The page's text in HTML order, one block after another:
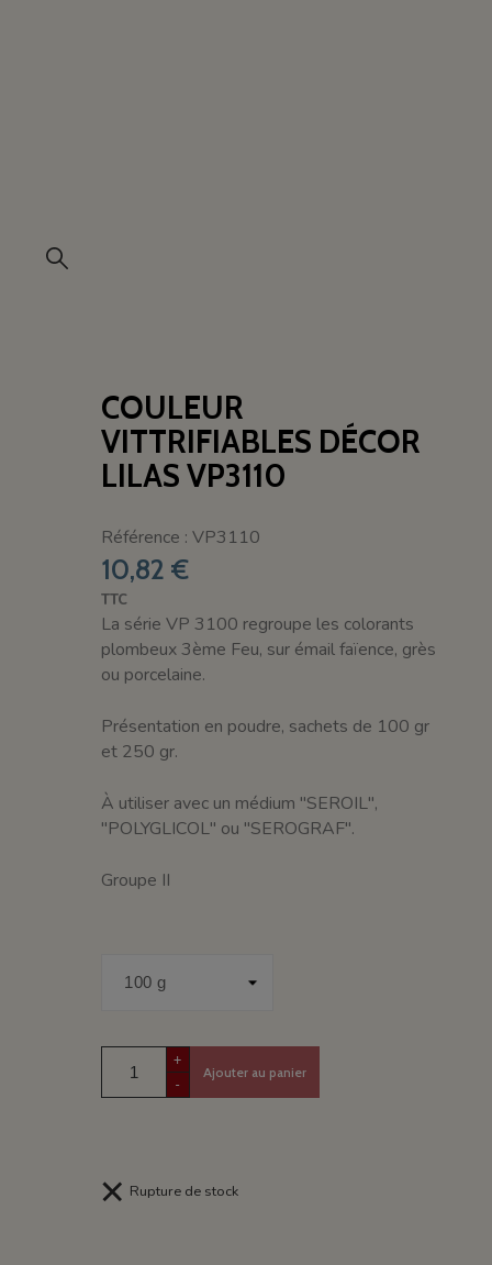
COULEUR
VITTRIFIABLES DÉCOR
LILAS VP3110
Référence : VP3110
10,82 €
TTC
La série VP 3100 regroupe les colorants
plombeux 3ème Feu, sur émail faïence, grès
ou porcelaine.
Présentation en poudre, sachets de 100 gr
et 250 gr.
À utiliser avec un médium "SEROIL",
"POLYGLICOL" ou "SEROGRAF".
Groupe II
+
-
Ajouter au panier
Rupture de stock